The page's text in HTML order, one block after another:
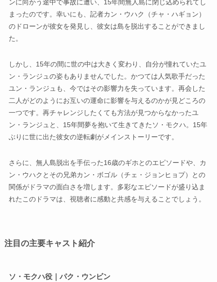
ンに向かう途中で事故に遭い、15年間無人島に閉じ込められてし
まったのです。幸いにも、記者カン・ウハク（チャ・ハギョン）
のドローンが彼女を発見し、彼女は島を脱出することができまし
た。
しかし、15年の間に世の中は大きく変わり、自分が憧れていたユ
ン・ランジュの姿もありませんでした。かつては人気歌手だった
ユン・ランジュも、今ではその影響力を失っています。再会した
二人がどのようにお互いの運命に影響を与えるのかが見どころの
一つです。再チャレンジしたくても方法が見つからなかったユ
ン・ランジュと、15年間夢を抱いて生きてきたソ・モクハ。15年
ぶりに世に出た彼女の逆転劇がメインストーリーです。
さらに、無人島脱出を手伝った16歳のギホとのエピソードや、カ
ン・ウハクとその兄弟カン・ボゴル（チェ・ジョンヒョプ）との
関係がドラマの面白さを増します。多彩なエピソードが盛り込ま
れたこのドラマは、視聴者に感動と共感を与えることでしょう。
注目の主要キャスト紹介
ソ・モクハ役｜パク・ウンビン